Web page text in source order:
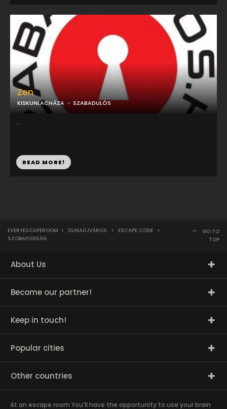
Zen
KISKUNLACHÁZA SZABADULÓS
...
READ MORE!
EVERYESCAPEROOM > DUNAÚJVÁROS > ESCAPE CODE >
SZOBAFOGSÁG
GO TO
TOP
About Us
Become our partner!
Keep in touch!
Popular cities
Other countries
At an escape room You’ll have the opportunity to use your brain